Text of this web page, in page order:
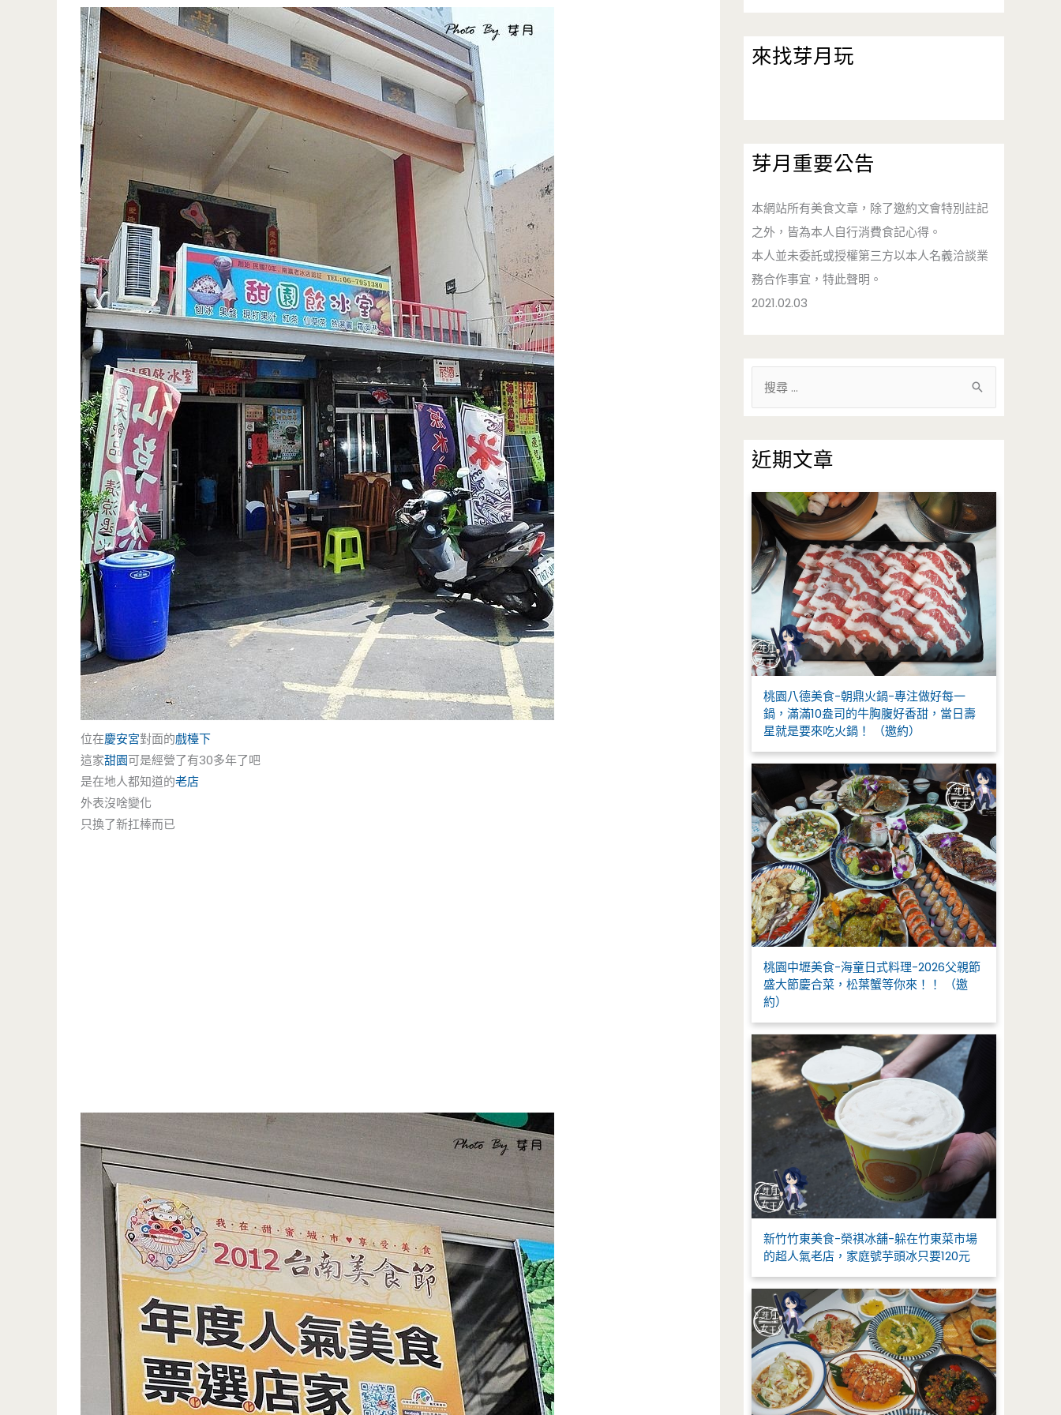
位在慶安宮對面的戲檯下
這家甜園可是經營了有30多年了吧
是在地人都知道的老店
外表沒啥變化
只換了新扛棒而已
來找芽月玩
芽月重要公告
本網站所有美食文章，除了邀約文會特別註記
之外，皆為本人自行消費食記心得。
本人並未委託或授權第三方以本人名義洽談業
務合作事宜，特此聲明。
2021.02.03
鍵
字
:
近期文章
桃園八德美食-朝鼎火鍋-專注做好每一
鍋，滿滿10盎司的牛胸腹好香甜，當日壽
星就是要來吃火鍋！ （邀約）
桃園中壢美食-海童日式料理-2026父親節
盛大節慶合菜，松葉蟹等你來！！ （邀
約）
新竹竹東美食-榮祺冰舖-躲在竹東菜市場
的超人氣老店，家庭號芋頭冰只要120元